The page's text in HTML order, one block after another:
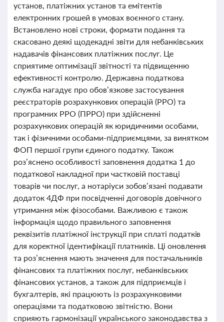
установ, платіжних установ та емітентів
електронних грошей в умовах воєнного стану.
Встановлено нові строки, формати подання та
скасовано деякі щодекадні звіти для небанківських
надавачів фінансових платіжних послуг. Це
сприятиме оптимізації звітності та підвищенню
ефективності контролю. Державна податкова
служба нагадує про обов’язкове застосування
реєстраторів розрахункових операцій (РРО) та
програмних РРО (ПРРО) при здійсненні
розрахункових операцій як юридичними особами,
так і фізичними особами-підприємцями, за винятком
ФОП першої групи єдиного податку. Також
роз’яснено особливості заповнення додатка 1 до
податкової накладної при частковій поставці
товарів чи послуг, а нотаріуси зобов’язані подавати
додаток 4ДФ при посвідченні договорів довічного
утримання між фізособами. Важливою є також
інформація щодо правильного заповнення
реквізитів платіжної інструкції при сплаті податків
для коректної ідентифікації платників. Ці оновлення
та роз’яснення мають значення для постачальників
фінансових та платіжних послуг, небанківських
фінансових установ, а також для підприємців і
бухгалтерів, які працюють із розрахунковими
операціями та податковою звітністю. Вони
сприяють гармонізації українського законодавства з